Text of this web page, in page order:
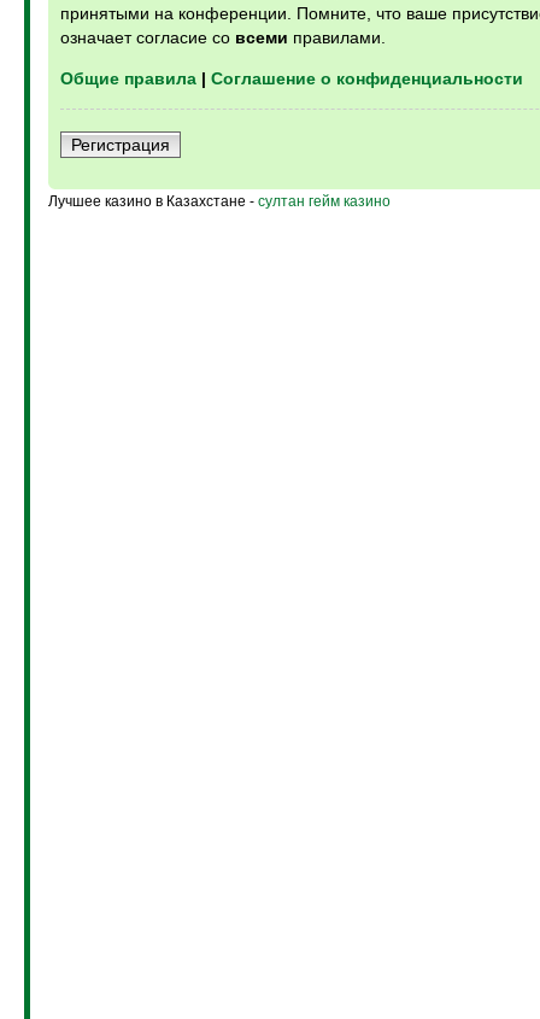
принятыми на конференции. Помните, что ваше
означает согласие со всеми правилами.
Общие правила| Соглашение о конфиденциальности
Регистрация
Лучшее казино в Казахстане - султан гейм казино